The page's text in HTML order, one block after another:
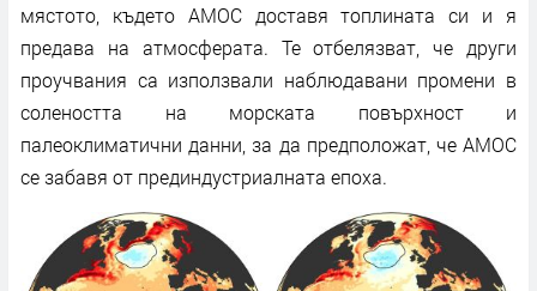
мястото, където AMOC доставя топлината си и я
предава на атмосферата. Те отбелязват, че други
проучвания са използвали наблюдавани промени в
солеността на морската повърхност и
палеоклиматични данни, за да предположат, че AMOC
се забавя от прединдустриалната епоха.